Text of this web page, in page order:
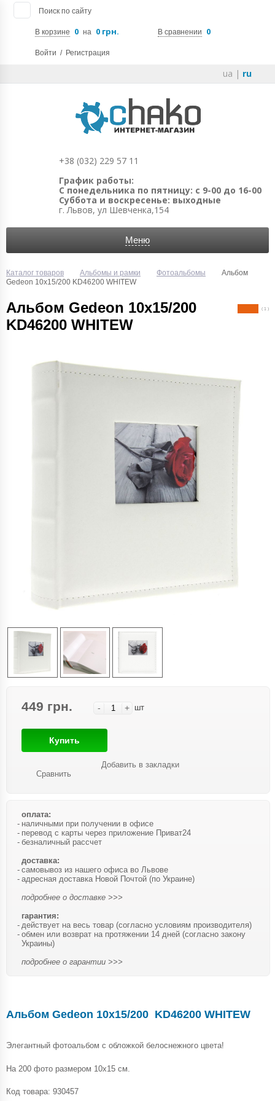
Поиск по сайту
В корзине 0 на 0 грн. В сравнении 0
Войти / Регистрация
ua | ru
+38 (032) 229 57 11
График работы:
С понедельника по пятницу: с 9-00 до 16-00
Суббота и воскресенье: выходные
г. Львов, ул Шевченка,154
Меню
Каталог товаров Альбомы и рамки Фотоальбомы
Альбом
Gedeon 10х15/200 KD46200 WHITEW
Альбом Gedeon 10х15/200
KD46200 WHITEW
( 1 )
449 грн. - + шт
Купить
Сравнить
Добавить в закладки
оплата:
наличными при получении в офисе
перевод с карты через приложение Приват24
безналичный рассчет
доставка:
самовывоз из нашего офиса во Львове
адресная доставка Новой Почтой (по Украине)
подробнее о доставке >>>
гарантия:
действует на весь товар (согласно условиям производителя)
обмен или возврат на протяжении 14 дней (согласно закону
Украины)
подробнее о гарантии >>>
Альбом Gedeon 10х15/200 KD46200 WHITEW
Элегантный фотоальбом с обложкой белоснежного цвета!
На 200 фото размером 10х15 см.
Код товара: 930457